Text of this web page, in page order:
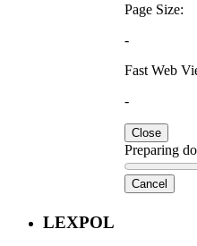
Page Size:
-
Fast Web
-
Close
Preparing
Cancel
LEXPOL